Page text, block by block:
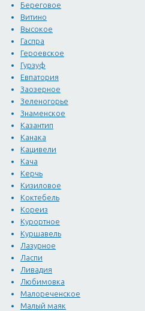
Береговое
Витино
Высокое
Гаспра
Героевское
Гурзуф
Евпатория
Заозерное
Зеленогорье
Знаменское
Казантип
Канака
Кацивели
Кача
Керчь
Кизиловое
Коктебель
Кореиз
Курортное
Куршавель
Лазурное
Ласпи
Ливадия
Любимовка
Малореченское
Малый маяк